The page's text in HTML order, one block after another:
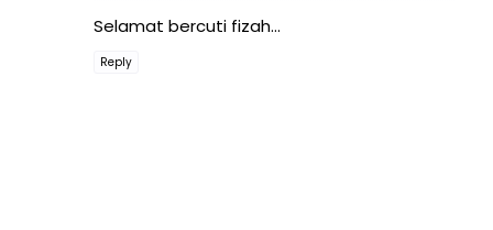
Selamat bercuti fizah...
Reply